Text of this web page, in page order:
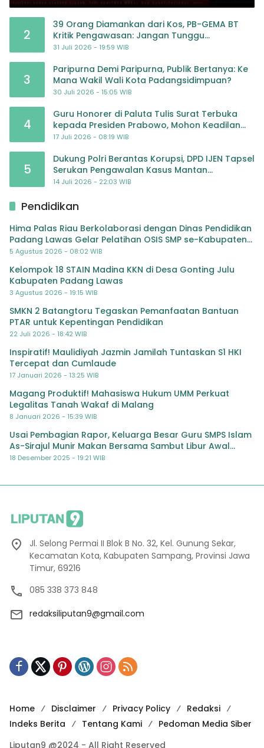
2
39 Orang Diamankan dari Kos, PB-GEMA BT
Kritik Pengawasan: Jangan Tunggu
Masyarakat Bergerak Baru Negara Bertindak
31 Juli 2026 - 19:59 WIB
3
Paripurna Demi Paripurna, Publik Bertanya: Ke
Mana Wakil Wali Kota Padangsidimpuan?
30 Juli 2026 - 15:05 WIB
4
Guru Honorer di Paluta Tulis Surat Terbuka
kepada Presiden Prabowo, Mohon Keadilan
atas Dugaan Kriminalisasi
17 Juli 2026 - 08:19 WIB
5
Dukung Polri Berantas Korupsi, DPD IJEN Tapsel
Serukan Pengawalan Kasus Mantan
Jampidsus hingga Tuntas
14 Juli 2026 - 22:03 WIB
Pendidikan
Hima Palas Riau Berkolaborasi dengan Dinas Pendidikan
Padang Lawas Gelar Pelatihan OSIS SMP se-Kabupaten
Padang Lawas
5 Agustus 2026 - 08:02 WIB
Kelompok 18 STAIN Madina KKN di Desa Gonting Julu
Kabupaten Padang Lawas
3 Agustus 2026 - 19:15 WIB
SMKN 2 Batangtoru Tegaskan Pemanfaatan Bantuan
PTAR untuk Kepentingan Pendidikan
22 Juli 2026 - 18:42 WIB
Inspiratif! Maulidiyah Jazmin Jamilah Tuntaskan S1 HKI
Tercepat dan Cumlaude
17 Januari 2026 - 13:25 WIB
Magang Produktif! Mahasiswa Hukum UMM Perkuat
Legalitas Tanah Wakaf di Malang
8 Januari 2026 - 15:39 WIB
Usai Pembagian Rapor, Keluarga Besar Guru SMPS Islam
As-Sirajul Munir Makan Bersama Sambut Libur Awal
Semester
18 Desember 2025 - 19:21 WIB
Jl. Selong Permai II Blok B No. 32, Kel. Gunung Sekar,
Kecamatan Kota, Kabupaten Sampang, Provinsi Jawa
Timur, 69216
085 338 373 848
redaksiliputan9@gmail.com
Home Disclaimer Privacy Policy
Redaksi
Indeks Berita
Tentang Kami
Pedoman Media Siber
Liputan9 @2024 - All Right Reserved